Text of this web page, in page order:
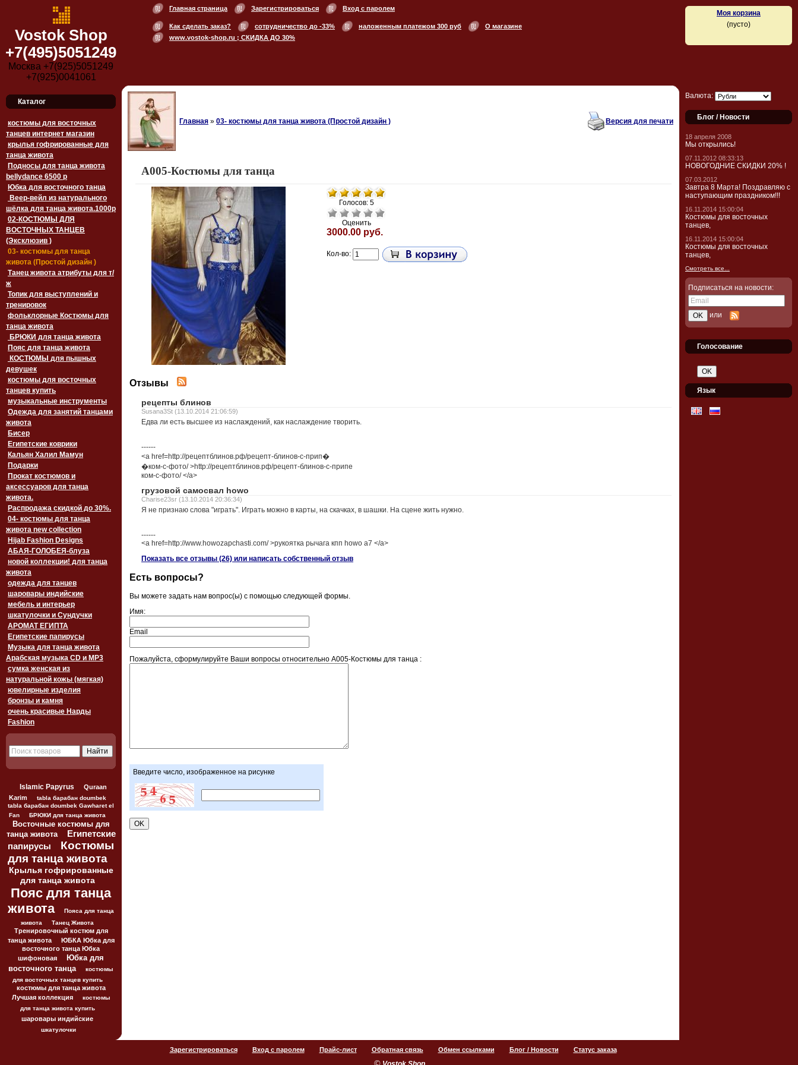
Vostok Shop
+7(495)5051249
Москва +7(925)5051249
+7(925)0041061
Главная страница Зарегистрироваться Вход с паролем
Как сделать заказ? сотрудничество до -33% наложенным платежом 300 руб
О магазине
www.vostok-shop.ru ; СКИДКА ДО 30%
Моя корзина
(пусто)
Каталог
костюмы для восточных
танцев интернет магазин
крылья гофрированные для
танца живота
Подносы для танца живота
bellydance 6500 p
Юбка для восточного танца
Веер-вейл из натурального
шёлка для танца живота.1000p
02-КОСТЮМЫ ДЛЯ
ВОСТОЧНЫХ ТАНЦЕВ
(Эксклюзив )
03- костюмы для танца
живота (Простой дизайн )
Танец живота атрибуты для т/
ж
Топик для выступлений и
тренировок
фольклорные Костюмы для
танца живота
БРЮКИ для танца живота
Пояс для танца живота
девушек
костюмы для восточных
танцев купить
музыкальные инструменты
Одежда для занятий танцами
живота
Бисер
Египетские коврики
Кальян Халил Мамун
Подарки
Прокат костюмов и
аксессуаров для танца
живота.
Распродажа скидкой до 30%.
04- костюмы для танца
живота new collection
Hijab Fashion Designs
АБАЯ-ГОЛОБЕЯ-блуза
новой коллекции! для танца
живота
одежда для танцев
шаровары индийские
мебель и интерьер
шкатулочки и Сундучки
АРОМАТ ЕГИПТА
Египетские папирусы
Музыка для танца живота
Арабская музыка CD и MP3
сумка женская из
натуральной кожы (мягкая)
ювелирные изделия
бронзы и камня
очень красивые Нарды
Fashion
Islamic Papyrus
Quraan
Karim
tabla барабан doumbek
tabla барабан doumbek Gawharet el
Fan
БРЮКИ для танца живота
Восточные костюмы для
танца живота
Египетские
папирусы
Костюмы
для танца живота
Крылья гофрированные
для танца живота
Пояс для танца
живота
Пояса для танца
живота
Танец Живота
Тренировочный костюм для
танца живота
ЮБКА Юбка для
восточного танца Юбка
шифоновая
Юбка для
восточного танца
костюмы
для восточных танцев купить
костюмы для танца живота
Лучшая коллекция
костюмы
для танца живота купить
шаровары индийские
шкатулочки
Главная » 03- костюмы для танца живота (Простой дизайн ) Версия для печати
A005-Костюмы для танца
Голосов: 5
Оценить
3000.00 руб.
Кол-во:
Отзывы
рецепты блинов
Susana3St (13.10.2014 21:06:59)
Едва ли есть высшее из наслаждений, как наслаждение творить.
------
<a href=http://рецептблинов.рф/рецепт-блинов-с-прип�
�ком-с-фото/ >http://рецептблинов.рф/рецепт-блинов-с-припе
ком-с-фото/ </a>
грузовой самосвал howo
Charise23sr (13.10.2014 20:36:34)
Я не признаю слова "играть". Играть можно в карты, на скачках, в шашки. На сцене жить нужно.
------
<a href=http://www.howozapchasti.com/ >рукоятка рычага кпп howo a7 </a>
Показать все отзывы (26) или написать собственный отзыв
Есть вопросы?
Вы можете задать нам вопрос(ы) с помощью следующей формы.
Имя:
Email
Пожалуйста, сформулируйте Ваши вопросы относительно A005-Костюмы для танца :
Введите число, изображенное на рисунке
Валюта:
Блог / Новости
18 апреля 2008
Мы открылись!
07.11.2012 08:33:13
НОВОГОДНИЕ СКИДКИ 20% !
07.03.2012
Завтра 8 Марта! Поздравляю с
наступающим праздником!!!
16.11.2014 15:00:04
Костюмы для восточных
танцев,
16.11.2014 15:00:04
Костюмы для восточных
танцев,
Смотреть все...
Подписаться на новости:
или
Голосование
Язык
Зарегистрироваться Вход с паролем Прайс-лист Обратная связь Обмен ссылками Блог / Новости Статус заказа